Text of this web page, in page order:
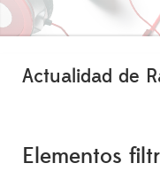
Actualidad de
Elementos